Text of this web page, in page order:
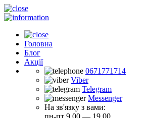
Головна
Блог
Акції
0671771714
Viber
Telegram
Messenger
На зв'язку з вами:
пн-пт 9.00 — 19.00